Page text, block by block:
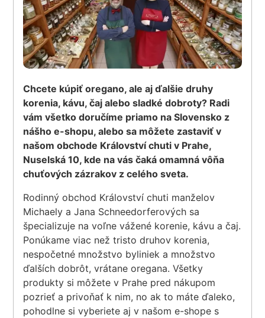
Chcete kúpiť oregano, ale aj ďalšie druhy
korenia, kávu, čaj alebo sladké dobroty? Radi
vám všetko doručíme priamo na Slovensko z
nášho e-shopu, alebo sa môžete zastaviť v
našom obchode Království chuti v Prahe,
Nuselská 10, kde na vás čaká omamná vôňa
chuťových zázrakov z celého sveta.
Rodinný obchod Království chuti manželov
Michaely a Jana Schneedorferových sa
špecializuje na voľne vážené korenie, kávu a čaj.
Ponúkame viac než tristo druhov korenia,
nespočetné množstvo byliniek a množstvo
ďalších dobrôt, vrátane oregana. Všetky
produkty si môžete v Prahe pred nákupom
pozrieť a privoňať k nim, no ak to máte ďaleko,
pohodlne si vyberiete aj v našom e-shope s